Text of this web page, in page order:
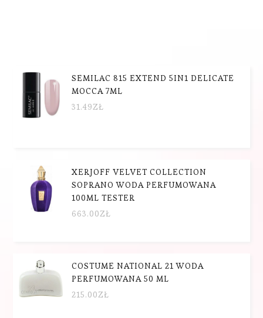
SEMILAC 815 EXTEND 5IN1 DELICATE
MOCCA 7ML
31.49ZŁ
XERJOFF VELVET COLLECTION
SOPRANO WODA PERFUMOWANA
100ML TESTER
663.00ZŁ
COSTUME NATIONAL 21 WODA
PERFUMOWANA 50 ML
215.00ZŁ